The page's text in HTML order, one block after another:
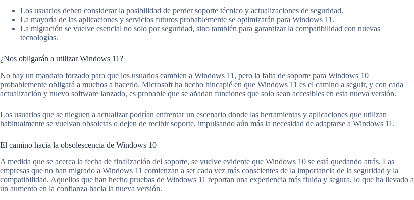
Los usuarios deben considerar la posibilidad de perder soporte técnico y actualizaciones de seguridad.
La mayoría de las aplicaciones y servicios futuros probablemente se optimizarán para Windows 11.
La migración se vuelve esencial no solo por seguridad, sino también para garantizar la compatibilidad con nuevas
tecnologías.
¿Nos obligarán a utilizar Windows 11?
No hay un mandato forzado para que los usuarios cambien a Windows 11, pero la falta de soporte para Windows 10
probablemente obligará a muchos a hacerlo. Microsoft ha hecho hincapié en que Windows 11 es el camino a seguir, y con cada
actualización y nuevo software lanzado, es probable que se añadan funciones que solo sean accesibles en esta nueva versión.
Los usuarios que se nieguen a actualizar podrían enfrentar un escenario donde las herramientas y aplicaciones que utilizan
habitualmente se vuelvan obsoletas o dejen de recibir soporte, impulsando aún más la necesidad de adaptarse a Windows 11.
El camino hacia la obsolescencia de Windows 10
A medida que se acerca la fecha de finalización del soporte, se vuelve evidente que Windows 10 se está quedando atrás. Las
empresas que no han migrado a Windows 11 comienzan a ser cada vez más conscientes de la importancia de la seguridad y la
compatibilidad. Aquellos que han hecho pruebas de Windows 11 reportan una experiencia más fluida y segura, lo que ha llevado a
un aumento en la confianza hacia la nueva versión.